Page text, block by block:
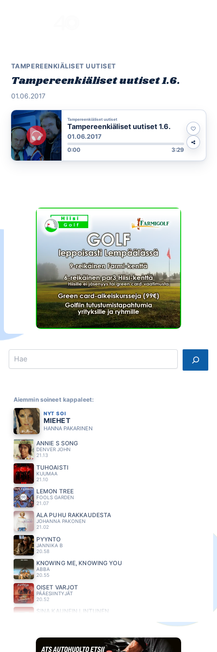
TAMPEREENKIÄLISET UUTISET
Tampereenkiäliset uutiset 1.6.
01.06.2017
Tampereenkiäliset uutiset
Tampereenkiäliset uutiset 1.6.
01.06.2017
0:00 3:29
Search
Aiemmin soineet kappaleet:
NYT SOI
MIEHET
HANNA PAKARINEN
ANNIE S SONG
DENVER JOHN
21.13
TUHOAISTI
KUUMAA
21.10
LEMON TREE
FOOLS GARDEN
21.07
ÄLÄ PUHU RAKKAUDESTA
JOHANNA PAKONEN
21.02
PYYNTÖ
JANNIKA B
20.58
KNOWING ME, KNOWING YOU
ABBA
20.55
ÖISET VARJOT
PÄÄESIINTYJÄT
20.52
SINÄ KAUNEIN LINTUNEN
LAVEN LEA
20.46